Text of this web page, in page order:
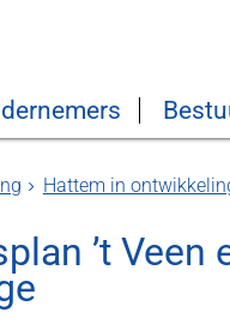
Hattem in
’t Veen